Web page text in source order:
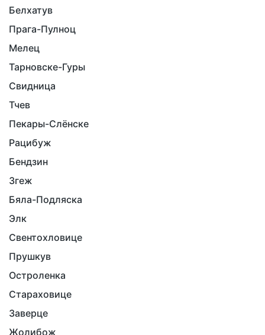
Белхатув
Прага-Пулноц
Мелец
Тарновске-Гуры
Свидница
Тчев
Пекары-Слёнске
Рацибуж
Бендзин
Згеж
Бяла-Подляска
Элк
Свентохловице
Прушкув
Остроленка
Стараховице
Заверце
Жолибож